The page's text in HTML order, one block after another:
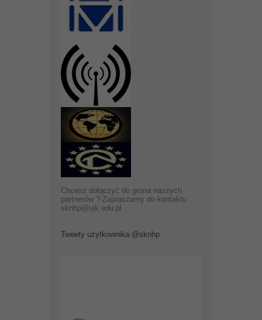
Chcesz dołączyć do grona naszych
partnerów ? Zapraszamy do kontaktu
sknhp@ujk.edu.pl
Tweety użytkownika @sknhp